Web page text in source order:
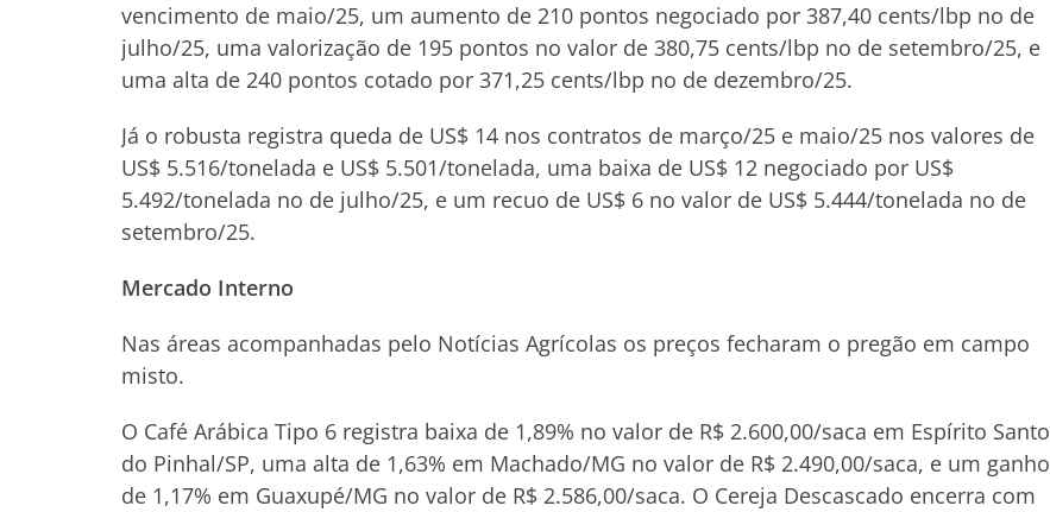
vencimento de maio/25, um aumento de 210 pontos negociado por 387,40 cents/lbp no de
julho/25, uma valorização de 195 pontos no valor de 380,75 cents/lbp no de setembro/25, e
uma alta de 240 pontos cotado por 371,25 cents/lbp no de dezembro/25.
Já o robusta registra queda de US$ 14 nos contratos de março/25 e maio/25 nos valores de
US$ 5.516/tonelada e US$ 5.501/tonelada, uma baixa de US$ 12 negociado por US$
5.492/tonelada no de julho/25, e um recuo de US$ 6 no valor de US$ 5.444/tonelada no de
setembro/25.
Mercado Interno
Nas áreas acompanhadas pelo Notícias Agrícolas os preços fecharam o pregão em campo
misto.
O Café Arábica Tipo 6 registra baixa de 1,89% no valor de R$ 2.600,00/saca em Espírito Santo
do Pinhal/SP, uma alta de 1,63% em Machado/MG no valor de R$ 2.490,00/saca, e um ganho
de 1,17% em Guaxupé/MG no valor de R$ 2.586,00/saca. O Cereja Descascado encerra com